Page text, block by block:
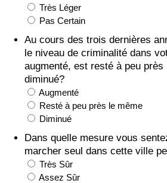
Très Léger
Pas Certain
Au cours des trois dernières
le niveau de criminalité dans
augmenté, est resté à peu près
diminué?
Augmenté
Resté à peu près le même
Diminué
Dans quelle mesure vous
marcher seul dans cette ville
Très Sûr
Assez Sûr
Indice de Criminalité (Actuel)
Indice de Criminalité
Indice de criminalité par pays
Soins de santé
Indice des soins de santé (Actuel)
Indice des soins de santé